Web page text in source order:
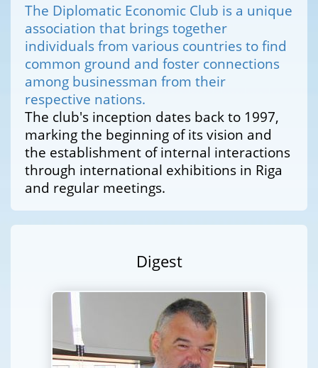
The Diplomatic Economic Club is a unique
association that brings together
individuals from various countries to find
common ground and foster connections
among businessman from their
respective nations.
The club's inception dates back to 1997,
marking the beginning of its vision and
the establishment of internal interactions
through international exhibitions in Riga
and regular meetings.
Digest